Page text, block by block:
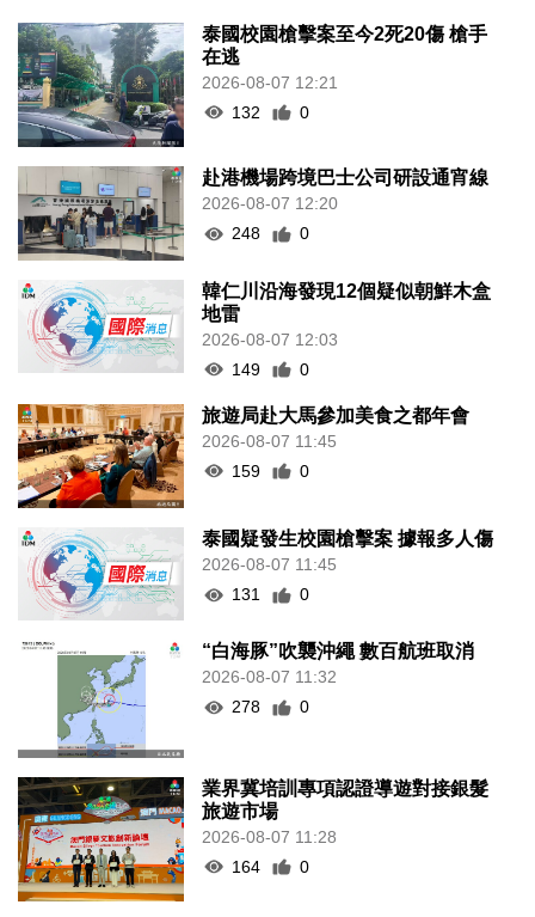
泰國校園槍擊案至今2死20傷 槍手
在逃
2026-08-07 12:21
132
0
赴港機場跨境巴士公司研設通宵線
2026-08-07 12:20
248
0
韓仁川沿海發現12個疑似朝鮮木盒
地雷
2026-08-07 12:03
149
0
旅遊局赴大馬參加美食之都年會
2026-08-07 11:45
159
0
泰國疑發生校園槍擊案 據報多人傷
2026-08-07 11:45
131
0
“白海豚”吹襲沖繩 數百航班取消
2026-08-07 11:32
278
0
業界冀培訓專項認證導遊對接銀髮
旅遊市場
2026-08-07 11:28
164
0